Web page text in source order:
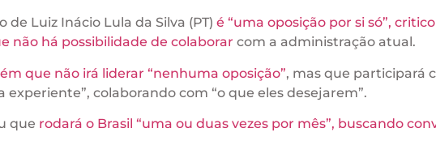
Luiz Inácio Lula da Silva (PT) é “uma oposição por si só”,
não há possibilidade de colaborar com a administração atual.
que não irá liderar “nenhuma oposição”, mas que participará
experiente”, colaborando com “o que eles desejarem”.
que rodará o Brasil “uma ou duas vezes por mês”, buscando